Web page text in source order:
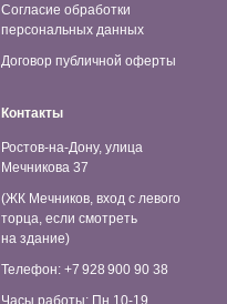
Согласие обработки
персональных данных
Договор публичной оферты
Контакты
Ростов-на-Дону, улица
Мечникова 37
(ЖК Мечников, вход с левого
торца, если смотреть
на здание)
Телефон: +7 928 900 90 38
Часы работы: Пн 10-19,